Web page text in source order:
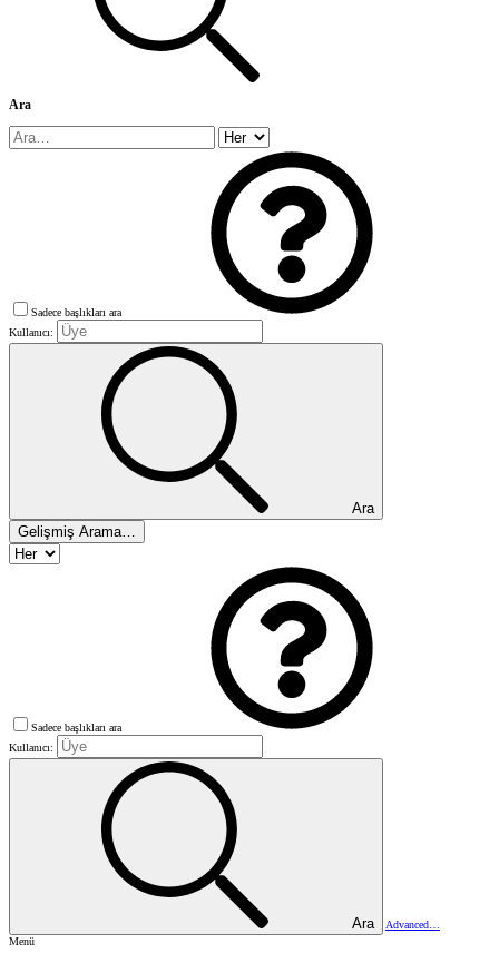
Ara
Sadece başlıkları ara
Kullanıcı:
Ara
Gelişmiş Arama…
Sadece başlıkları ara
Kullanıcı:
Ara
Advanced…
Menü